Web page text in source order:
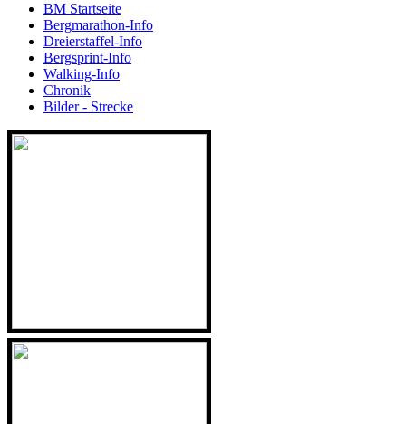
BM Startseite
Bergmarathon-Info
Dreierstaffel-Info
Bergsprint-Info
Walking-Info
Chronik
Bilder - Strecke